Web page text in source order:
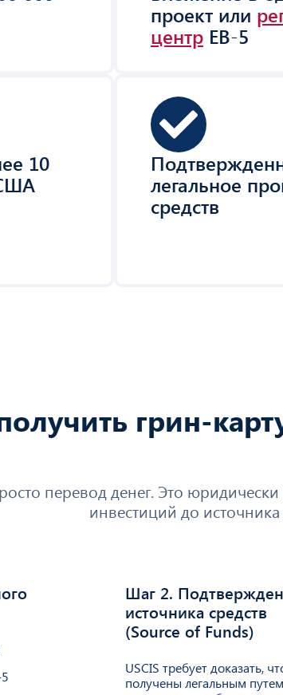
проект или
центр EB-5
10
легальное
средств
грин-
перевод денег. Это
инвестиций до источника
Шаг 2.
источника средств
(Source of Funds)
USCIS требует доказать,
получены легальным